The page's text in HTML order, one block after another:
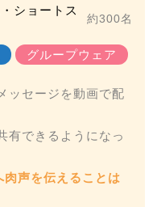
ショートス
約300名
ッセージを動画で配
有できるようになっ
声を伝えることは